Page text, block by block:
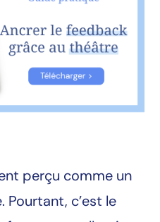
perçu comme un
Pourtant, c’est le